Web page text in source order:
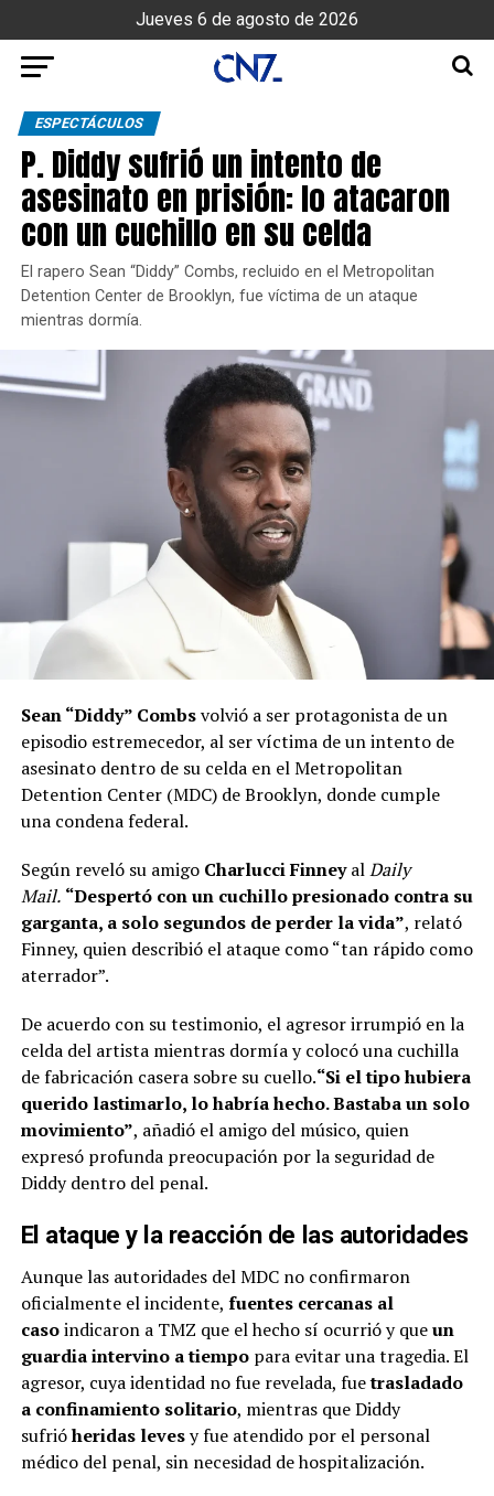
Jueves 6 de agosto de 2026
ESPECTÁCULOS
P. Diddy sufrió un intento de
asesinato en prisión: lo atacaron
con un cuchillo en su celda
El rapero Sean “Diddy” Combs, recluido en el Metropolitan
Detention Center de Brooklyn, fue víctima de un ataque
mientras dormía.
Sean “Diddy” Combsvolvió a ser protagonista de un
episodio estremecedor, al ser víctima de un intento de
asesinato dentro de su celda en el Metropolitan
Detention Center (MDC) de Brooklyn, donde cumple
una condena federal.
Según reveló su amigo Charlucci FinneyalDaily
Mail. “Despertó con un cuchillo presionado contra su
garganta, a solo segundos de perder la vida”, relató
Finney, quien describió el ataque como “tan rápido como
aterrador”.
De acuerdo con su testimonio, el agresor irrumpió en la
celda del artista mientras dormía y colocó una cuchilla
de fabricación casera sobre su cuello.“Si el tipo hubiera
querido lastimarlo, lo habría hecho. Bastaba un solo
movimiento”, añadió el amigo del músico, quien
expresó profunda preocupación por la seguridad de
Diddy dentro del penal.
El ataque y la reacción de las autoridades
Aunque las autoridades del MDC no confirmaron
oficialmente el incidente, fuentes cercanas al
casoindicaron a TMZ que el hecho sí ocurrió y queun
guardia intervino a tiempopara evitar una tragedia. El
agresor, cuya identidad no fue revelada, fuetrasladado
a confinamiento solitario, mientras que Diddy
sufrióheridas levesy fue atendido por el personal
médico del penal, sin necesidad de hospitalización.